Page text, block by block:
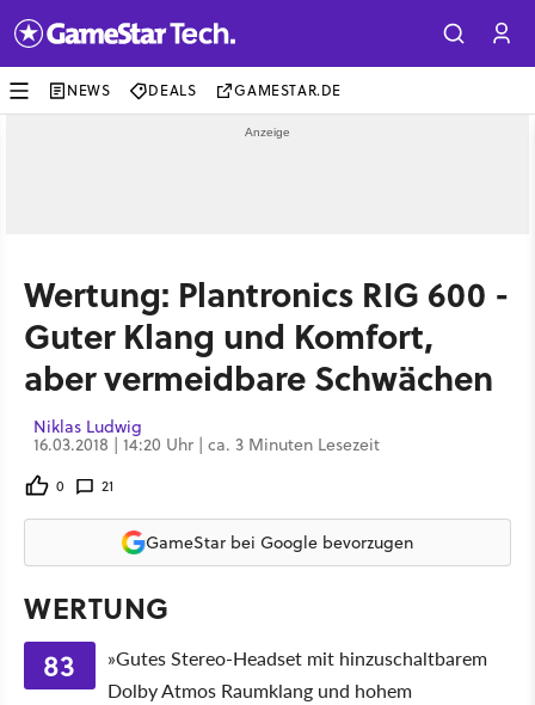
NEWS DEALS GAMESTAR.DE
Wertung: Plantronics RIG 600 -
Guter Klang und Komfort,
aber vermeidbare Schwächen
Niklas Ludwig
16.03.2018 | 14:20 Uhr | ca. 3 Minuten Lesezeit
0 21
GameStar bei Google bevorzugen
WERTUNG
83
»Gutes Stereo-Headset mit hinzuschaltbarem
Dolby Atmos Raumklang und hohem